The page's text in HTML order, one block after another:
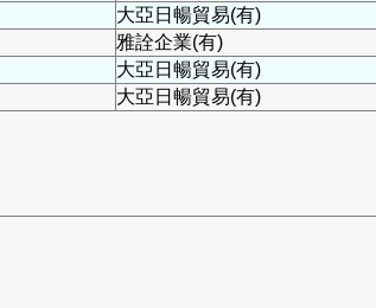
大亞日暢貿易(有)
雅詮企業(有)
大亞日暢貿易(有)
大亞日暢貿易(有)